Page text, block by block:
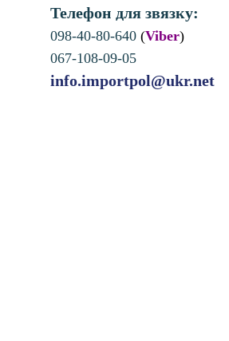
Телефон для звязку:
098-40-80-640 (Viber)
067-108-09-05
info.importpol@ukr.net